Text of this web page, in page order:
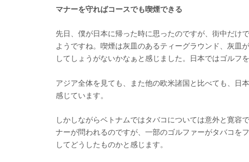
マナーを守ればコースでも喫煙できる
先日、僕が日本に帰った時に思ったのですが、街中だけ
ようですね。喫煙は灰皿のあるティーグラウンド、灰皿
してしょうがないかなぁと感じました。日本ではゴルフ
アジア全体を見ても、また他の欧米諸国と比べても、日
感じています。
しかしながらベトナムではタバコについては意外と寛容
ナーが問われるのですが、一部のゴルファーがタバコを
してどうしたものかと感じます。